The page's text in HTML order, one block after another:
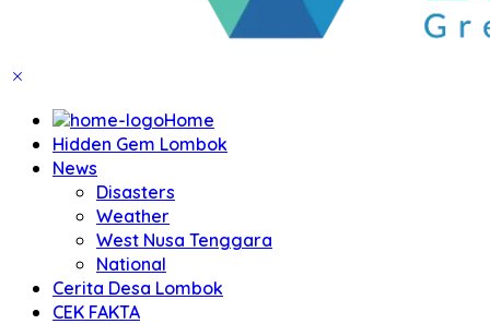
Home
Hidden Gem Lombok
News
Disasters
Weather
West Nusa Tenggara
National
Cerita Desa Lombok
CEK FAKTA